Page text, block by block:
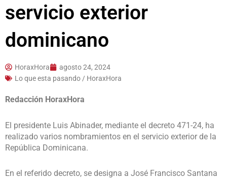
servicio exterior
dominicano
HoraxHora
agosto 24, 2024
Lo que esta pasando / HoraxHora
Redacción HoraxHora
El presidente Luis Abinader, mediante el decreto 471-24, ha
realizado varios nombramientos en el servicio exterior de la
República Dominicana.
En el referido decreto, se designa a José Francisco Santana